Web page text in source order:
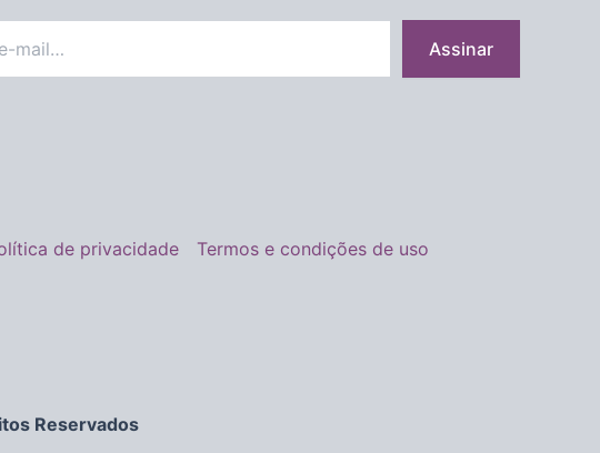
Assinar
de privacidade Termos e condições de uso
Reservados